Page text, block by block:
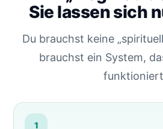
Sie lassen sich
Du brauchst keine
brauchst ein System,
1